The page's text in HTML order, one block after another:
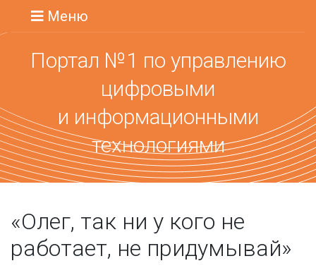
Меню
Портал №1 по управлению
цифровыми
и информационными
технологиями
«Олег, так ни у кого не
работает, не придумывай»